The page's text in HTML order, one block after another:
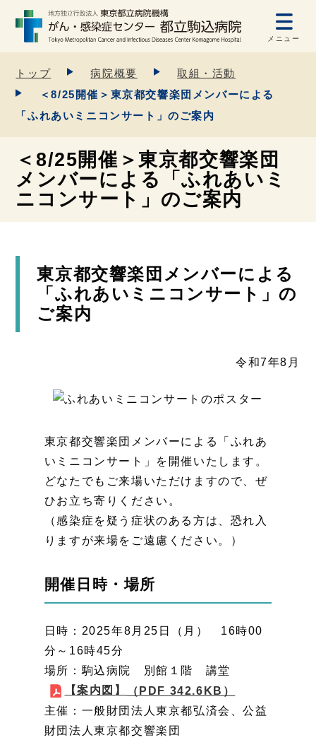
メニュー
トップ 病院概要
取組・活動
＜8/25開催＞東京都交響楽団メンバーによる
「ふれあいミニコンサート」のご案内
＜8/25開催＞東京都交響楽団
メンバーによる「ふれあいミ
ニコンサート」のご案内
東京都交響楽団メンバーによる
「ふれあいミニコンサート」の
ご案内
令和7年8月
東京都交響楽団メンバーによる「ふれあ
いミニコンサート」を開催いたします。
どなたでもご来場いただけますので、ぜ
ひお立ち寄りください。
（感染症を疑う症状のある方は、恐れ入
りますが来場をご遠慮ください。）
開催日時・場所
日時：2025年8月25日（月） 16時00
分～16時45分
場所：駒込病院 別館１階 講堂
【案内図】
（PDF 342.6KB）
主催：一般財団法人東京都弘済会、公益
財団法人東京都交響楽団